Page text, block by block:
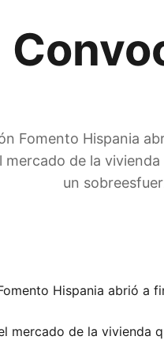
Fomento Hispania
mercado de la
un
Hispania abrió a
mercado de la vivienda